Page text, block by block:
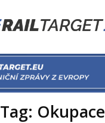
Tag: Okupace